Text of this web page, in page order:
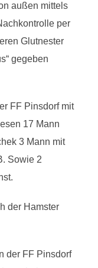
außen mittels
per
Glutnester
gegeben
FF Pinsdorf mit
17 Mann
3 Mann mit
Sowie 2
der Hamster
der FF Pinsdorf